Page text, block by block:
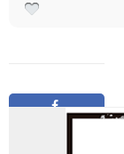
Compartir